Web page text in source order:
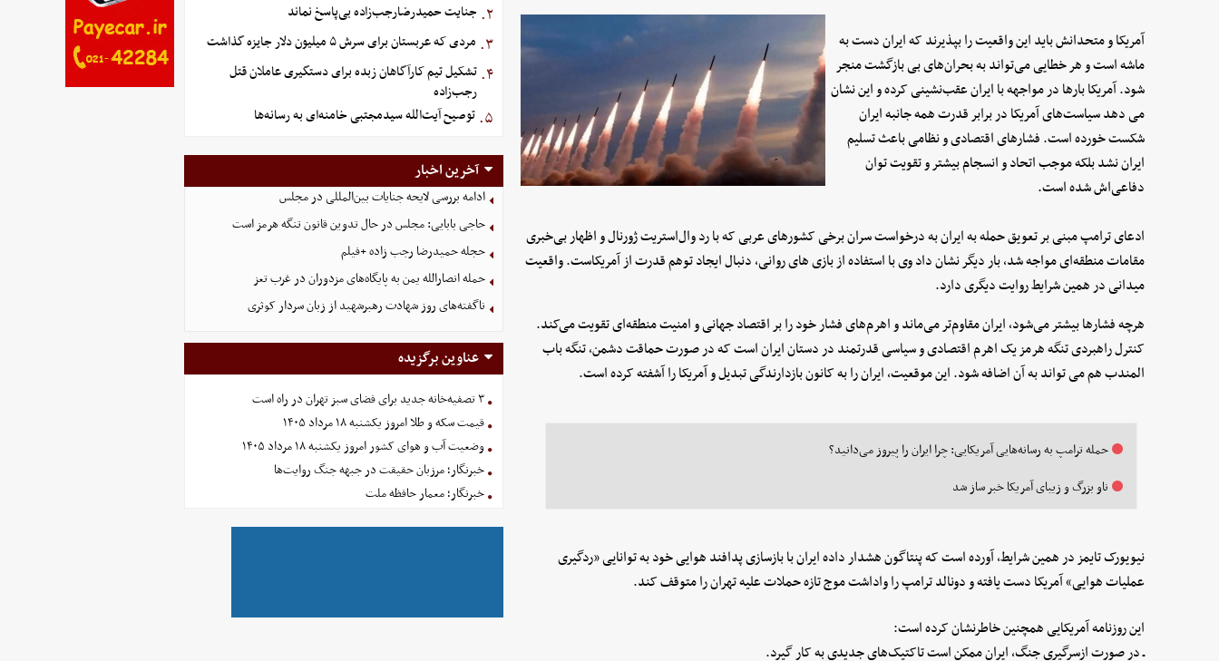
آمریکا و متحدانش باید این واقعیت را بپذیرند که ایران دست به
ماشه است و هر خطایی می‌تواند به بحران‌های بی بازگشت منجر
شود. آمریکا بارها در مواجهه با ایران عقب‌نشینی کرده‌ و این نشان
می دهد سیاست‌های آمریکا در برابر قدرت همه جانبه ایران
شکست خورده است. فشارهای اقتصادی و نظامی باعث تسلیم
ایران نشد بلکه موجب اتحاد و انسجام بیشتر و تقویت توان
دفاعی‌اش شده است.
ادعای ترامپ مبنی بر تعویق حمله به ایران به درخواست سران برخی کشورهای عربی که با رد وال‌استریت ژورنال و اظهار بی‌خبری
‌مقامات منطقه‌ای مواجه شد، بار دیگر نشان داد وی با استفاده از بازی های روانی، دنبال ایجاد توهم قدرت از آمریکاست. واقعیت
میدانی در همین شرایط روایت دیگری دارد.
هرچه فشارها بیشتر می‌شود، ایران مقاوم‌تر می‌ماند و اهرم‌های فشار خود را بر اقتصاد جهانی و امنیت منطقه‌ای تقویت می‌کند.
کنترل راهبردی تنگه‌ هرمز یک اهرم اقتصادی و سیاسی قدرتمند در دستان ایران است که در صورت حماقت دشمن، تنگه باب
المندب هم می تواند به آن اضافه شود. این موقعیت، ایران را به کانون بازدارندگی تبدیل و آمریکا را آشفته کرده است.
حمله ترامپ به رسانه‌هایی آمریکایی: چرا ایران را پیروز می‌دانید؟
ناو بزرگ و زیبای آمریکا خبر ساز شد
نیویورک تایمز در همین شرایط، آورده است که پنتاگون هشدار داده ایران با بازسازی پدافند هوایی خود به توانایی «ردگیری
عملیات هوایی» آمریکا دست یافته و دونالد ترامپ را واداشت موج تازه حملات علیه تهران را متوقف کند.
این روزنامه آمریکایی همچنین خاطرنشان کرده است:
ـ در صورت ازسرگیری جنگ، ایران ممکن است تاکتیک‌های جدیدی به کار گیرد.
۲. جنایت حمیدرضارجب‌زاده بی‌پاسخ نماند
۳. مردی که عربستان برای سرش ۵ میلیون دلار جایزه گذاشت
۴. تشکیل تیم کارآگاهان زبده برای دستگیری عاملان قتل
رجب‌زاده
۵. توصیح آیت‌الله سیدمجتبی خامنه‌ای به رسانه‌ها
آخرین اخبار
ادامه بررسی لایحه جنایات بین‌المللی در مجلس
حاجی بابایی: مجلس در حال تدوین قانون تنگه هرمز است
حجله حمیدرضا رجب زاده +فیلم
حمله انصارالله یمن به پایگاه‌های مزدوران در غرب تعز
ناگفته‌های روز شهادت رهبرشهید از زبان سردار کوثری
عناوین برگزیده
۳ تصفیه‌خانه جدید برای فضای سبز تهران در راه است
قیمت سکه و طلا امروز یکشنبه ۱۸ مرداد ۱۴۰۵
وضعیت آب و هوای کشور امروز یکشنبه ۱۸ مرداد ۱۴۰۵
خبرنگار؛ مرزبان حقیقت در جبهه جنگ روایت‌ها
خبرنگار؛ معمار حافظه ملت